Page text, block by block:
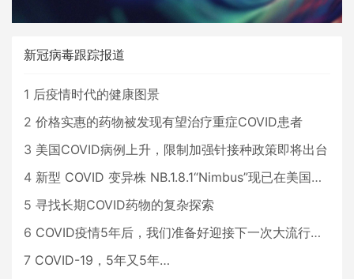
新冠病毒跟踪报道
1 后疫情时代的健康图景
2 价格实惠的药物被发现有望治疗重症COVID患者
3 美国COVID病例上升，限制加强针接种政策即将出台
4 新型 COVID 变异株 NB.1.8.1“Nimbus”现已在美国占据主导地位
5 寻找长期COVID药物的复杂探索
6 COVID疫情5年后，我们准备好迎接下一次大流行了吗？
7 COVID-19，5年又5年…